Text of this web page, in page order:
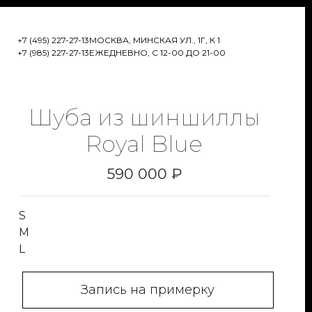
+7 (495) 227-27-13
+7 (985) 227-27-13
МОСКВА, МИНСКАЯ УЛ., 1Г, К 1
ЕЖЕДНЕВНО, С 12-00 ДО 21-00
Шуба из шиншиллы
Royal Blue
590 000 ₽
S
M
L
Запись на примерку